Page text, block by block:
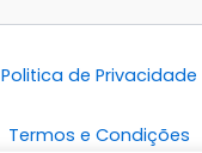
Politica de Privacidade
Termos e Condições